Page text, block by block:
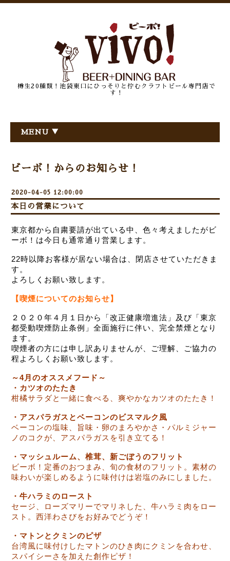
樽生20種類！池袋東口にひっそりと佇むクラフトビール専門店で
す！
MENU ▼
ビーボ！からのお知らせ！
2020-04-05 12:00:00
本日の営業について
東京都から自粛要請が出ている中、色々考えましたがビ
ーボ！は今日も通常通り営業します。
22時以降お客様が居ない場合は、閉店させていただきま
す。
よろしくお願い致します。
【 喫煙についてのお知らせ】
２０２０年４月１日から「改正健康増進法」及び「東京
都受動喫煙防止条例」全面施行に伴い、完全禁煙となり
ます。
喫煙者の方には申し訳ありませんが、ご理解、ご協力の
程よろしくお願い致します。
～4月のオススメフード～
・カツオのたたき
柑橘サラダと一緒に食べる、爽やかなカツオのたたき！
・アスパラガスとベーコンのビスマルク風
ベーコンの塩味、旨味・卵のまろやかさ・パルミジャー
ノのコクが、アスパラガスを引き立てる！
・マッシュルーム、椎茸、新ごぼうのフリット
ビーボ！定番のおつまみ、旬の食材のフリット。素材の
味わいが楽しめるように味付けは岩塩のみにしました。
・牛ハラミのロースト
セージ、ローズマリーでマリネした、牛ハラミ肉をロー
スト。西洋わさびをお好みでどうぞ！
・マトンとクミンのピザ
台湾風に味付けしたマトンのひき肉にクミンを合わせ、
スパイシーさを加えた創作ピザ！